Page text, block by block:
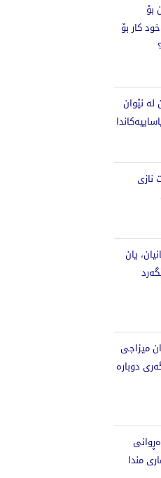
بۆ
كار بۆ
نێوان
نازی
یان
میزاجی
دوبارە
مندا